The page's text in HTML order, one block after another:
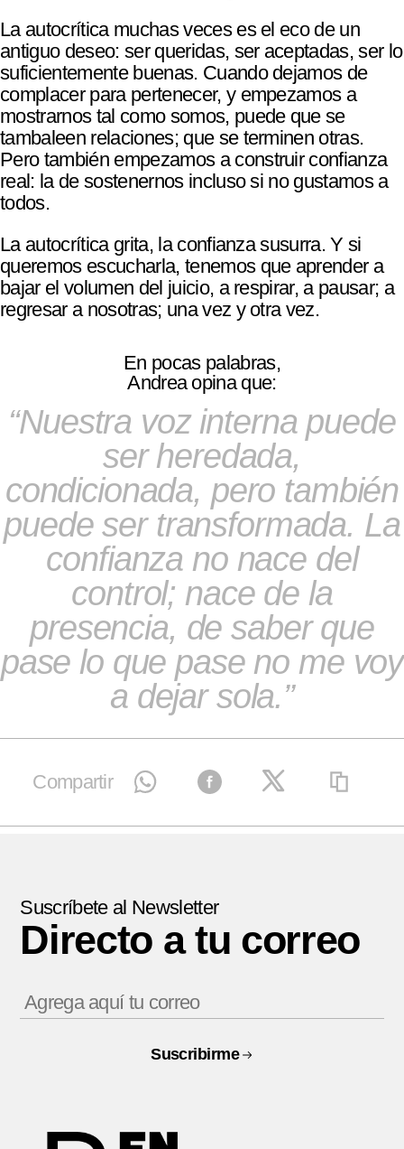
La autocrítica muchas veces es el eco de un
antiguo deseo: ser queridas, ser aceptadas, ser lo
suficientemente buenas. Cuando dejamos de
complacer para pertenecer, y empezamos a
mostrarnos tal como somos, puede que se
tambaleen relaciones; que se terminen otras.
Pero también empezamos a construir confianza
real: la de sostenernos incluso si no gustamos a
todos.
La autocrítica grita, la confianza susurra. Y si
queremos escucharla, tenemos que aprender a
bajar el volumen del juicio, a respirar, a pausar; a
regresar a nosotras; una vez y otra vez.
En pocas palabras,
Andrea opina que:
Nuestra voz interna puede
ser heredada,
condicionada, pero también
puede ser transformada. La
confianza no nace del
control; nace de la
presencia, de saber que
pase lo que pase no me voy
a dejar sola.
Compartir
Suscríbete al Newsletter
Directo a tu correo
Suscribirme